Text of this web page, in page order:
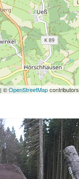
| ©OpenStreetMapcontributors